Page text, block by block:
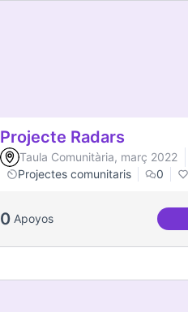
Projecte Radars
Taula Comunitària, març 2022
Projectes comunitaris
0
0 Apoyos